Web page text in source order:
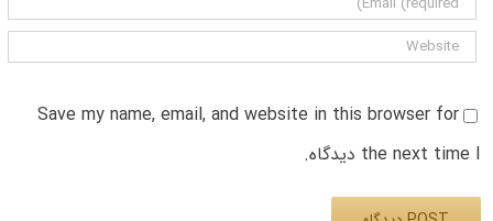
Save my name, email, and website in this browser for
the next time I دیدگاه.